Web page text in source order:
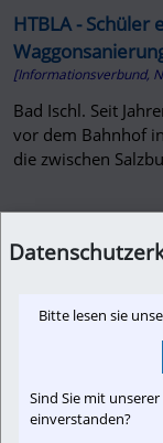
HTBLA -
[Informationsverbund,
Bad Ischl. Seit
vor dem Bahnhof
die zwischen
Newslink:
Bitte lesen sie
Sind Sie mit
einverstanden?